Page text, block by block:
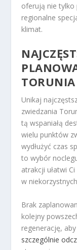
oferują nie tylko
regionalne
klimat.
TORUNIA
Unikaj
zwiedzania
tą wspaniałą
wielu punktów
wydłużyć czas
to wybór
atrakcji ułatwi
w
Brak
kolejny
regenerację,
szczególnie